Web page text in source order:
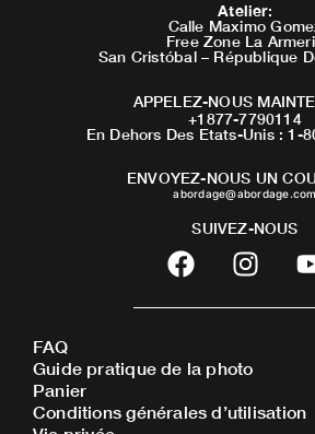
Atelier:
Calle Maximo
Free Zone La
San Cristóbal – République
APPELEZ-NOUS
+1877-7790114
En Dehors Des Etats-Unis : 1-
ENVOYEZ-NOUS UN
abordage@abordage.com
SUIVEZ-NOUS
F
a
c
b
o
o
I
n
s
a
g
r
FAQ
Guide pratique de la photo
Panier
Conditions générales d’utilisation